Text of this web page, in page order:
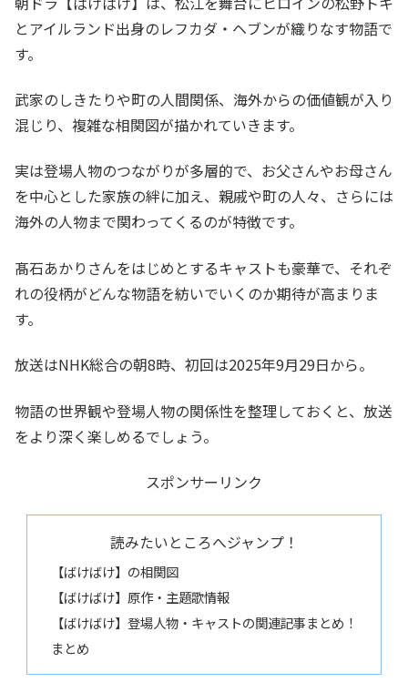
とアイルランド出身のレフカダ・ヘブンが織りなす物語で
す。
武家のしきたりや町の人間関係、海外からの価値観が入り
混じり、複雑な相関図が描かれていきます。
実は登場人物のつながりが多層的で、お父さんやお母さん
を中心とした家族の絆に加え、親戚や町の人々、さらには
海外の人物まで関わってくるのが特徴です。
髙石あかりさんをはじめとするキャストも豪華で、それぞ
れの役柄がどんな物語を紡いでいくのか期待が高まりま
す。
放送はNHK総合の朝8時、初回は2025年9月29日から。
物語の世界観や登場人物の関係性を整理しておくと、放送
をより深く楽しめるでしょう。
スポンサーリンク
読みたいところへジャンプ！
【ばけばけ】の相関図
【ばけばけ】原作・主題歌情報
【ばけばけ】登場人物・キャストの関連記事まとめ！
まとめ